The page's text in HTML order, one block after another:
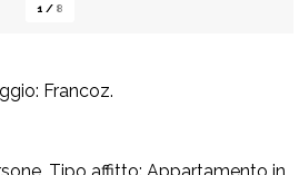
1 / 8
Francoz.